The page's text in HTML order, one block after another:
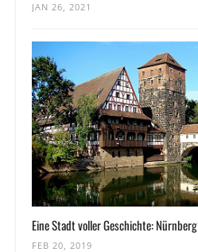
JAN 26, 2021
Eine Stadt voller Geschichte: Nürnberg
FEB 20, 2019